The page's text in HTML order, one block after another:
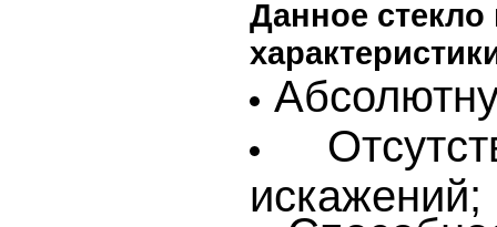
Данное
искажений;